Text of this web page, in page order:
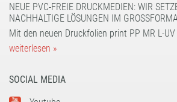
NEUE PVC-FREIE DRUCKMEDIEN: WIR
NACHHALTIGE LÖSUNGEN IM
Mit den neuen Druckfolien print PP MR L-
weiterlesen »
SOCIAL MEDIA